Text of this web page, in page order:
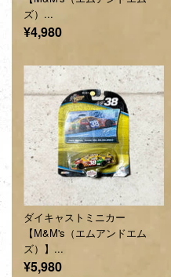
ズ）...
通
価
格
¥4,980
ダイキャストミニカー
【M&M's（エムアンドエム
ズ）】...
通
¥5,980